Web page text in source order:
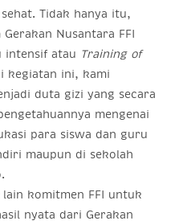
Tidak hanya itu,
Nusantara FFI
intensif atau Training of
kegiatan ini, kami
duta gizi yang secara
mengenai
para siswa dan guru
maupun di sekolah
lain komitmen FFI untuk
nyata dari Gerakan